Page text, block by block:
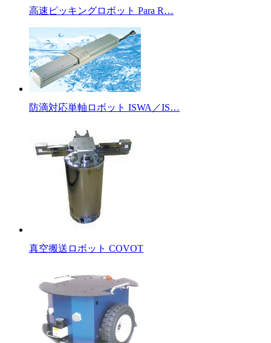
高速ピッキングロボット Para R…
防滴対応単軸ロボット ISWA／IS…
真空搬送ロボット COVOT